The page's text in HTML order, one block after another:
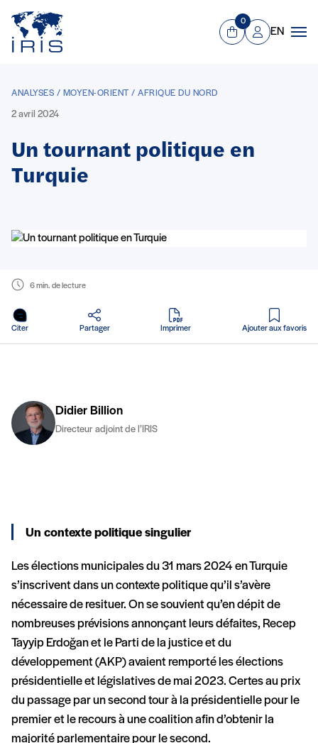
Aller au contenu principal
Panier
0
Mon compte
EN
ANALYSES / MOYEN-ORIENT / AFRIQUE DU NORD
2 avril 2024
Un tournant politique en
Turquie
6 min. de lecture
Citer Partager Imprimer
en PDF
Ajouter aux favoris
Didier Billion
Directeur adjoint de l’IRIS
Un contexte politique singulier
Les élections municipales du 31 mars 2024 en Turquie
s’inscrivent dans un contexte politique qu’il s’avère
nécessaire de resituer. On se souvient qu’en dépit de
nombreuses prévisions annonçant leurs défaites, Recep
Tayyip Erdoğan et le Parti de la justice et du
développement (AKP) avaient remporté les élections
présidentielle et législatives de mai 2023. Certes au prix
du passage par un second tour à la présidentielle pour le
premier et le recours à une coalition afin d’obtenir la
majorité parlementaire pour le second.